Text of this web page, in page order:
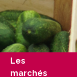
Les
marchés